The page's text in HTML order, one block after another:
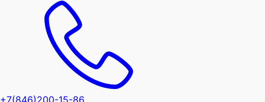
+7(846)200-15-86